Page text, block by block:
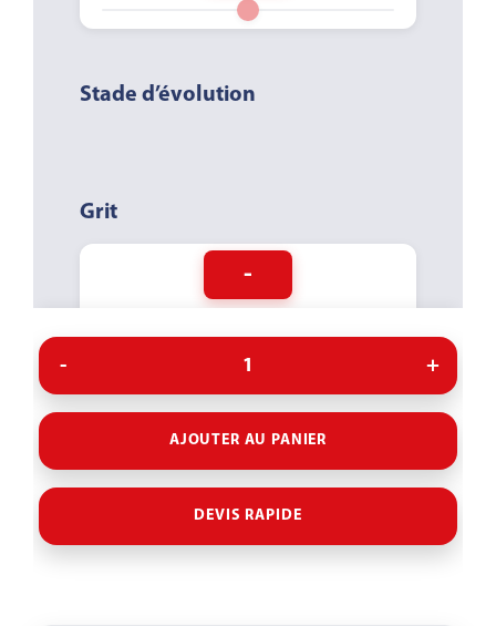
Stade d’évolution
Grit
-
AJOUTER AU PANIER
DEVIS RAPIDE